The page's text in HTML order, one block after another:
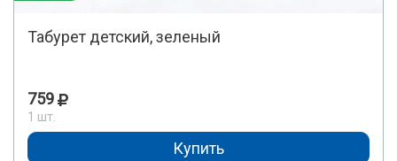
Табурет детский, зеленый
759
1 шт.
Купить